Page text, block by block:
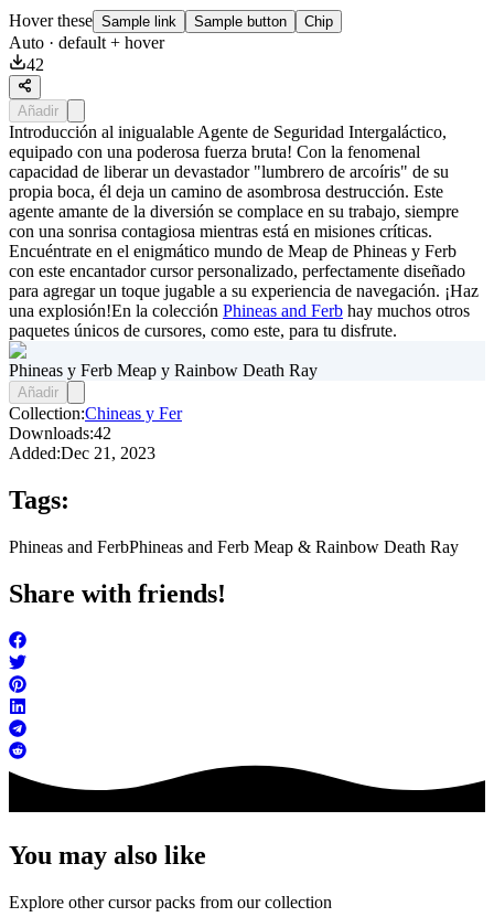
Hover these Sample link Sample button Chip
Auto · default + hover
42
Añadir
Introducción al inigualable Agente de Seguridad Intergaláctico,
equipado con una poderosa fuerza bruta! Con la fenomenal
capacidad de liberar un devastador "lumbrero de arcoíris" de su
propia boca, él deja un camino de asombrosa destrucción. Este
agente amante de la diversión se complace en su trabajo, siempre
con una sonrisa contagiosa mientras está en misiones críticas.
Encuéntrate en el enigmático mundo de Meap de Phineas y Ferb
con este encantador cursor personalizado, perfectamente diseñado
para agregar un toque jugable a su experiencia de navegación. ¡Haz
una explosión!En la colección Phineas and Ferb hay muchos otros
paquetes únicos de cursores, como este, para tu disfrute.
Phineas y Ferb Meap y Rainbow Death Ray
Añadir
Collection:Chineas y Fer
Downloads:42
Added:Dec 21, 2023
Tags:
Phineas and FerbPhineas and Ferb Meap & Rainbow Death Ray
Share with friends!
You may also like
Explore other cursor packs from our collection